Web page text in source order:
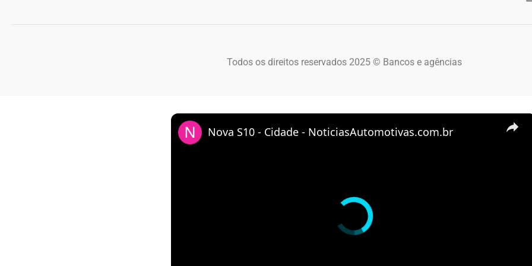
Todos os direitos reservados 2025 © Bancos e agências
×
Nova S10 - Cidade - NoticiasAutomotivas.com.br